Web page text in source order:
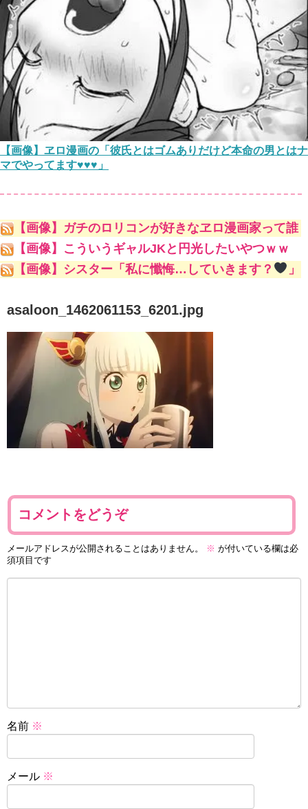
【画像】ヱロ漫画の「彼氏とはゴムありだけど本命の男とはナ
マでやってます♥♥♥」
【画像】ガチのロリコンが好きなヱロ漫画家って誰
やｗｗｗｗｗ
【画像】こういうギャルJKと円光したいやつｗｗ
ｗｗｗ
【画像】シスター「私に懺悔…していきます？ 」
asaloon_1462061153_6201.jpg
コメントをどうぞ
メールアドレスが公開されることはありません。 ※ が付いている欄は必
須項目です
名前 ※
メール ※